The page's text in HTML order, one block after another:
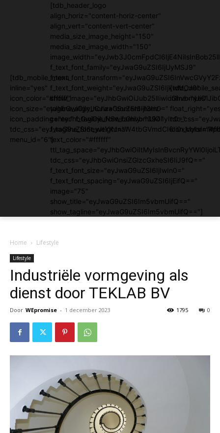
[tdb_mobile_menu
inline="yes"
icon_color="#ffffff"
icon_size="eyJhbGwiOjIyLCJwaG9uZSI6IjI3In0="
icon_padding="eyJhbGwiOjIuNSwicGhvbmUiOiIyIn0="
menu_id="6"]
[tdb_header_logo
align_horiz="content-horiz-center"
align_vert="content-vert-center"
media_size_image_height="150"
media_size_image_width="150"
f_text_font_family="eyJwaG9uZSI6IjUyMSJ9"
f_text_font_weight="eyJwaG9uZSI6IjkwMCJ9"
tagline_align_horiz="content-horiz-
center" f_tagline_font_family="394"
f_tagline_font_weight=""
text_color="#ffffff"
tdc_css="eyJhbGwiOnsiZGlzcGxheSI6IiJ9fQ=="
f_text_font_size="eyJwaG9uZSI6IjIwIn0="
f_text_font_spacing="eyJwaG9uZSI6IjEifQ=="
image="75"
show_title="eyJwaG9uZSI6Im5vbmUifQ=="
show_tagline="eyJwaG9uZSI6Im5vbmUifQ=="]
inline="yes"
Home Lifestyle
Lifestyle
Industriële vormgeving als
dienst door TEKLAB BV
Door WEpromise - 1 december 2023 0
1795